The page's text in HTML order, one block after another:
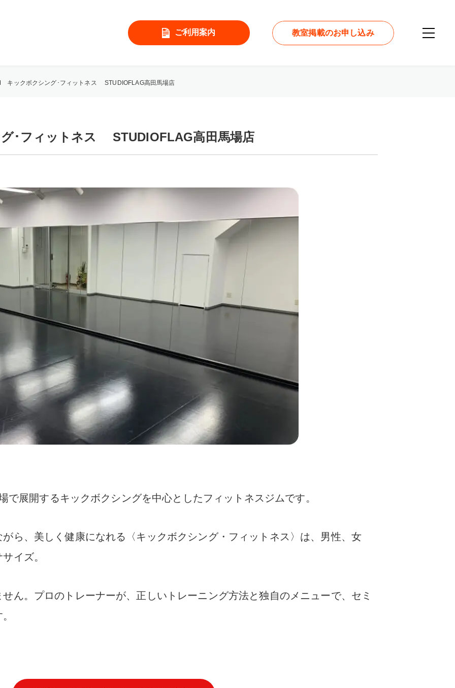
ご利用案内 教室掲載のお申し込み
キックボクシング･フィットネス STUDIOFLAG高田馬場店
･フィットネス STUDIOFLAG高田馬場店
で展開するキックボクシングを中心としたフィットネスジムです。
ら、美しく健康になれる〈キックボクシング・フィットネス〉は、男性、女
イズ。
ん。プロのトレーナーが、正しいトレーニング方法と独自のメニューで、セミ